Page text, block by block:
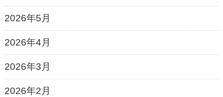
2026年5月
2026年4月
2026年3月
2026年2月